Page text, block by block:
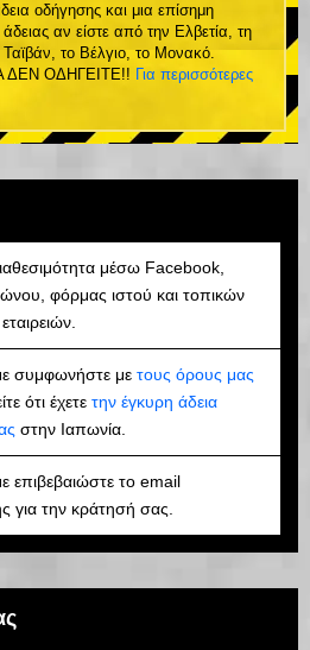
οδήγησης και μια επίσημη
αν είστε από την Ελβετία, τη
Ταϊβάν, το Βέλγιο, το Μονακό.
ΔΕΝ ΟΔΗΓΕΙΤΕ!!
Για περισσότερες
μέσω Facebook,
φόρμας ιστού και τοπικών
συμφωνήστε με τους όρους μας
ότι έχετε την έγκυρη άδεια
στην Ιαπωνία.
επιβεβαιώστε το email
για την κράτησή σας.